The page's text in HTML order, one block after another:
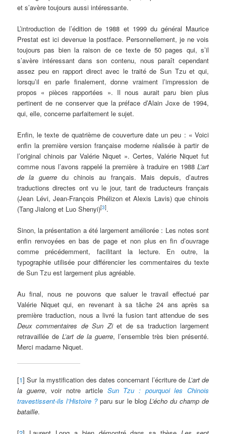
et s’avère toujours aussi intéressante.
L’introduction de l’édition de 1988 et 1999 du général Maurice
Prestat est ici devenue la postface. Personnellement, je ne vois
toujours pas bien la raison de ce texte de 50 pages qui, s’il
s’avère intéressant dans son contenu, nous paraît cependant
assez peu en rapport direct avec le traité de Sun Tzu et qui,
lorsqu’il en parle finalement, donne vraiment l’impression de
propos « pièces rapportées ». Il nous aurait paru bien plus
pertinent de ne conserver que la préface d’Alain Joxe de 1994,
qui, elle, concerne parfaitement le sujet.
Enfin, le texte de quatrième de couverture date un peu : « Voici
enfin la première version française moderne réalisée à partir de
l’original chinois par Valérie Niquet ». Certes, Valérie Niquet fut
comme nous l’avons rappelé la première à traduire en 1988 L’art
de la guerredu chinois au français. Mais depuis, d’autres
traductions directes ont vu le jour, tant de traducteurs français
(Jean Lévi, Jean-François Phélizon et Alexis Lavis) que chinois
(Tang Jialong et Luo Shenyi)[3].
Sinon, la présentation a été largement améliorée : Les notes sont
enfin renvoyées en bas de page et non plus en fin d’ouvrage
comme précédemment, facilitant la lecture. En outre, la
typographie utilisée pour différencier les commentaires du texte
de Sun Tzu est largement plus agréable.
Au final, nous ne pouvons que saluer le travail effectué par
Valérie Niquet qui, en revenant à sa tâche 24 ans après sa
première traduction, nous a livré la fusion tant attendue de ses
Deux commentaires de Sun Ziet de sa traduction largement
retravaillée deL’art de la guerre, l’ensemble très bien présenté.
Merci madame Niquet.
[1] Sur la mystification des dates concernant l’écriture de L’art de
la guerre, voir notre article Sun Tzu : pourquoi les Chinois
travestissent-ils l’Histoire ?paru sur le blog L’écho du champ de
bataille.